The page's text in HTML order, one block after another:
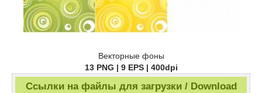
Векторные фоны
13 PNG | 9 EPS | 400dpi
Ссылки на файлы для загрузки / Download